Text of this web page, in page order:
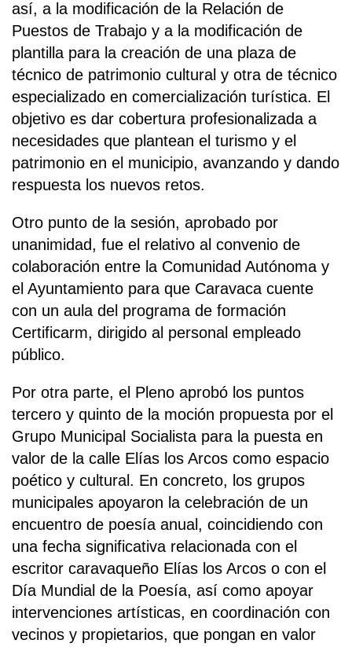
así, a la modificación de la Relación de
Puestos de Trabajo y a la modificación de
plantilla para la creación de una plaza de
técnico de patrimonio cultural y otra de técnico
especializado en comercialización turística. El
objetivo es dar cobertura profesionalizada a
necesidades que plantean el turismo y el
patrimonio en el municipio, avanzando y dando
respuesta los nuevos retos.
Otro punto de la sesión, aprobado por
unanimidad, fue el relativo al convenio de
colaboración entre la Comunidad Autónoma y
el Ayuntamiento para que Caravaca cuente
con un aula del programa de formación
Certificarm, dirigido al personal empleado
público.
Por otra parte, el Pleno aprobó los puntos
tercero y quinto de la moción propuesta por el
Grupo Municipal Socialista para la puesta en
valor de la calle Elías los Arcos como espacio
poético y cultural. En concreto, los grupos
municipales apoyaron la celebración de un
encuentro de poesía anual, coincidiendo con
una fecha significativa relacionada con el
escritor caravaqueño Elías los Arcos o con el
Día Mundial de la Poesía, así como apoyar
intervenciones artísticas, en coordinación con
vecinos y propietarios, que pongan en valor